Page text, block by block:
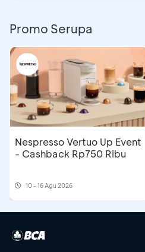
Promo Serupa
Nespresso Vertuo Up Event
- Cashback Rp750 Ribu
10 - 16 Agu 2026